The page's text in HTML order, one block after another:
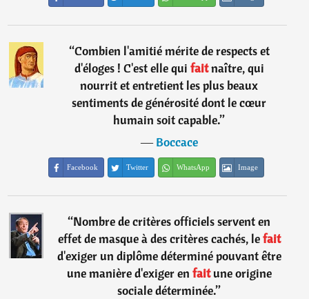
“Combien l'amitié mérite de respects et
d'éloges ! C'est elle qui faitnaître, qui
nourrit et entretient les plus beaux
sentiments de générosité dont le cœur
humain soit capable.”
―Boccace
Facebook Twitter WhatsApp Image
“Nombre de critères officiels servent en
effet de masque à des critères cachés, lefait
d'exiger un diplôme déterminé pouvant être
une manière d'exiger en faitune origine
sociale déterminée.”